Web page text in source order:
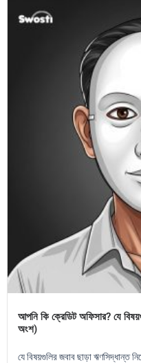
আপনি কি ক্রেডিট অফিসার? যে
অংশ)
যে বিষয়গুলির জবাব ছাড়া ঋণসিদ্ধান্ত